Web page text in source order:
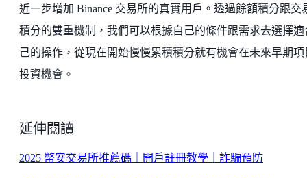
近一步增加 Binance 交易所的真實用戶。透過餘額積分跟交
積分的雙重機制，我們可以根據自己的條件跟需求去選擇適
己的操作，從現在開始慢慢累積積分就有機會在未來早期項
投資機會。
延伸閱讀
2025 幣安交易所推薦碼｜開戶註冊教學｜詐騙預防